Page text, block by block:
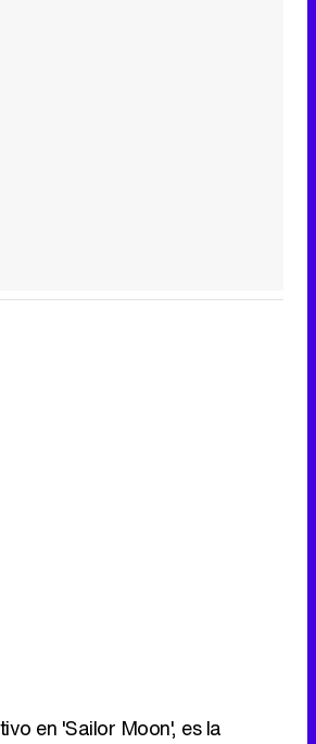
en 'Sailor Moon', es la